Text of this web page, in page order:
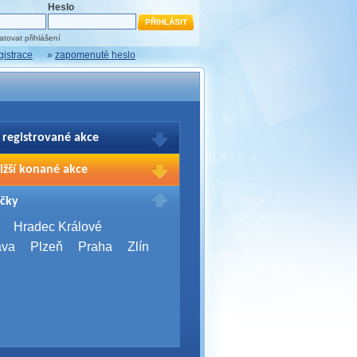
Heslo
přihlášení
» zapomenuté heslo
registrované akce
Vašich registrací na akce
přihlašte.
konané akce
2026
Brno
Server Bootcamp 2026
Hradec Králové
Plzeň Praha Zlín